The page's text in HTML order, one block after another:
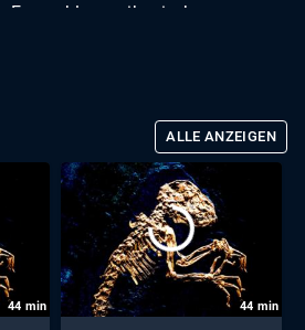
Ensemble aus ikonischen
Platanenhain 2021 von
Leben der Anwohner in
ALLE ANZEIGEN
44 min 44 min